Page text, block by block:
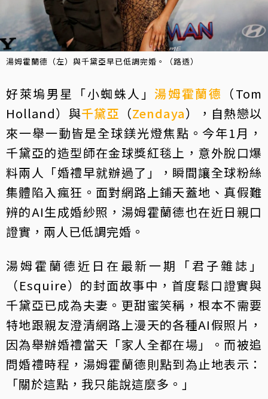
湯姆霍蘭德（左）與千黛亞早已低調完婚。（路透）
好萊塢男星「小蜘蛛人」 湯姆霍蘭德 （Tom
Holland）與千黛亞 （Zendaya），自熱戀以
來一舉一動皆是全球鎂光燈焦點。今年1月，
千黛亞的造型師在金球獎紅毯上，意外脫口爆
料兩人「婚禮早就辦過了」，瞬間讓全球粉絲
集體陷入瘋狂。面對網路上鋪天蓋地、真假難
辨的AI生成婚紗照，湯姆霍蘭德也在近日親口
證實，兩人已低調完婚。
湯姆霍蘭德近日在最新一期「君子雜誌」
（Esquire）的封面故事中，首度鬆口證實與
千黛亞已成為夫妻。更甜蜜笑稱，根本不需要
特地跟親友澄清網路上漫天的各種AI假照片，
因為舉辦婚禮當天「家人全都在場」。而被追
問婚禮時程，湯姆霍蘭德則點到為止地表示：
「關於這點，我只能說這麼多。」